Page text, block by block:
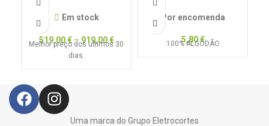
Em stock
519,00€– 919,00€
Melhor preço dos ultimos 30
dias.
Por encomenda
5,80€
100% ALGODÃO
Uma marca do Grupo Eletrocortes